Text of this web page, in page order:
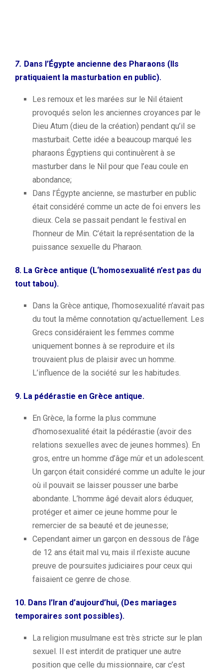
7. Dans l’Égypte ancienne des Pharaons (Ils
pratiquaient la masturbation en public).
Les remoux et les marées sur le Nil étaient
provoqués selon les anciennes croyances par le
Dieu Atum (dieu de la création) pendant qu’il se
masturbait. Cette idée a beaucoup marqué les
pharaons Égyptiens qui continuèrent à se
masturber dans le Nil pour que l’eau coule en
abondance;
Dans l’Égypte ancienne, se masturber en public
était considéré comme un acte de foi envers les
dieux. Cela se passait pendant le festival en
l’honneur de Min. C’était la représentation de la
puissance sexuelle du Pharaon.
8. La Grèce antique (L‘homosexualité n’est pas du
tout tabou).
Dans la Grèce antique, l’homosexualité n’avait pas
du tout la même connotation qu’actuellement. Les
Grecs considéraient les femmes comme
uniquement bonnes à se reproduire et ils
trouvaient plus de plaisir avec un homme.
L’influence de la société sur les habitudes.
9. La pédérastie en Grèce antique.
En Grèce, la forme la plus commune
d’homosexualité était la pédérastie (avoir des
relations sexuelles avec de jeunes hommes). En
gros, entre un homme d’âge mûr et un adolescent.
Un garçon était considéré comme un adulte le jour
où il pouvait se laisser pousser une barbe
abondante. L’homme âgé devait alors éduquer,
protéger et aimer ce jeune homme pour le
remercier de sa beauté et de jeunesse;
Cependant aimer un garçon en dessous de l’âge
de 12 ans était mal vu, mais il n’existe aucune
preuve de poursuites judiciaires pour ceux qui
faisaient ce genre de chose.
10. Dans l’Iran d’aujourd’hui, (Des mariages
temporaires sont possibles).
La religion musulmane est très stricte sur le plan
sexuel. Il est interdit de pratiquer une autre
position que celle du missionnaire, car c’est